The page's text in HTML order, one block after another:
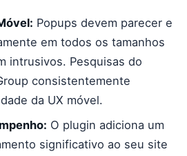
Popups devem parecer e
em todos os tamanhos
intrusivos. Pesquisas do
consistentemente
da UX móvel.
O plugin adiciona um
significativo ao seu site